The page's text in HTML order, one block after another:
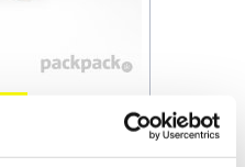
Havana
cm